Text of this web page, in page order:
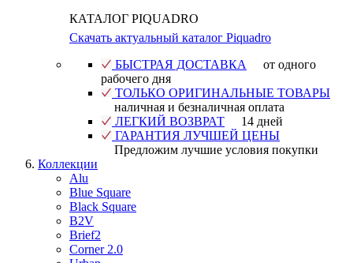
КАТАЛОГ PIQUADRO
Скачать актуальный каталог Piquadro
БЫСТРАЯ ДОСТАВКА
от одного
рабочего дня
ТОЛЬКО ОРИГИНАЛЬНЫЕ ТОВАРЫ
наличная и безналичная оплата
ЛЕГКИЙ ВОЗВРАТ
14 дней
ГАРАНТИЯ ЛУЧШЕЙ ЦЕНЫ
Предложим лучшие условия покупки
Коллекции
Alu
Blue Square
Black Square
B2V
Brief2
Corner 2.0